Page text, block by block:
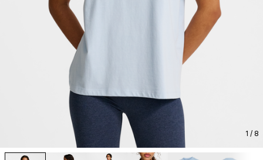
1 / 8